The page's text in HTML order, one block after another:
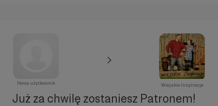
Nowy użytkownik Wiejskie Inspiracje
Już za chwilę zostaniesz Patronem!